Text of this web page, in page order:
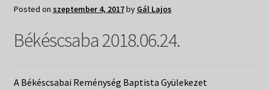
Hírek
Kiadványok
Posted on szeptember 4, 2017by Gál Lajos
Békéscsaba 2018.06.24.
A Békéscsabai Reménység Baptista Gyülekezet